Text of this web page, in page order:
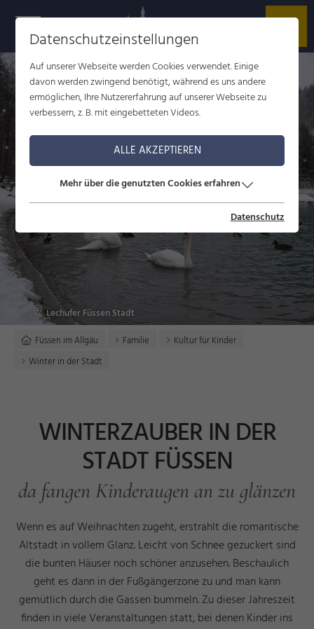
Lechufer Füssen Stadt
Füssen im Allgäu
Familie
Kultur für Kinder
Winter in der Stadt
WINTERZAUBER IN DER
STADT FÜSSEN
da fangen Kinderaugen an zu glänzen
Wenn es auf Weihnachten zugeht, erstrahlt die romantische
Altstadt in vollem Glanz. Leicht von Schnee gezuckert sind
die bunten Häuser noch schöner anzusehen. Beschaulich
geht es dann in der Fußgängerzone zu und man kann
gemütlich durch die Gassen bummeln. Zu dieser Jahreszeit
finden in viele Veranstaltungen statt, bei denen Kinder ins
Datenschutzeinstellungen
Auf unserer Webseite werden Cookies verwendet. Einige
davon werden zwingend benötigt, während es uns andere
ermöglichen, Ihre Nutzererfahrung auf unserer Webseite zu
verbessern, z. B. mit eingebetteten Videos.
ALLE AKZEPTIEREN
Mehr über die genutzten Cookies erfahren
Datenschutz